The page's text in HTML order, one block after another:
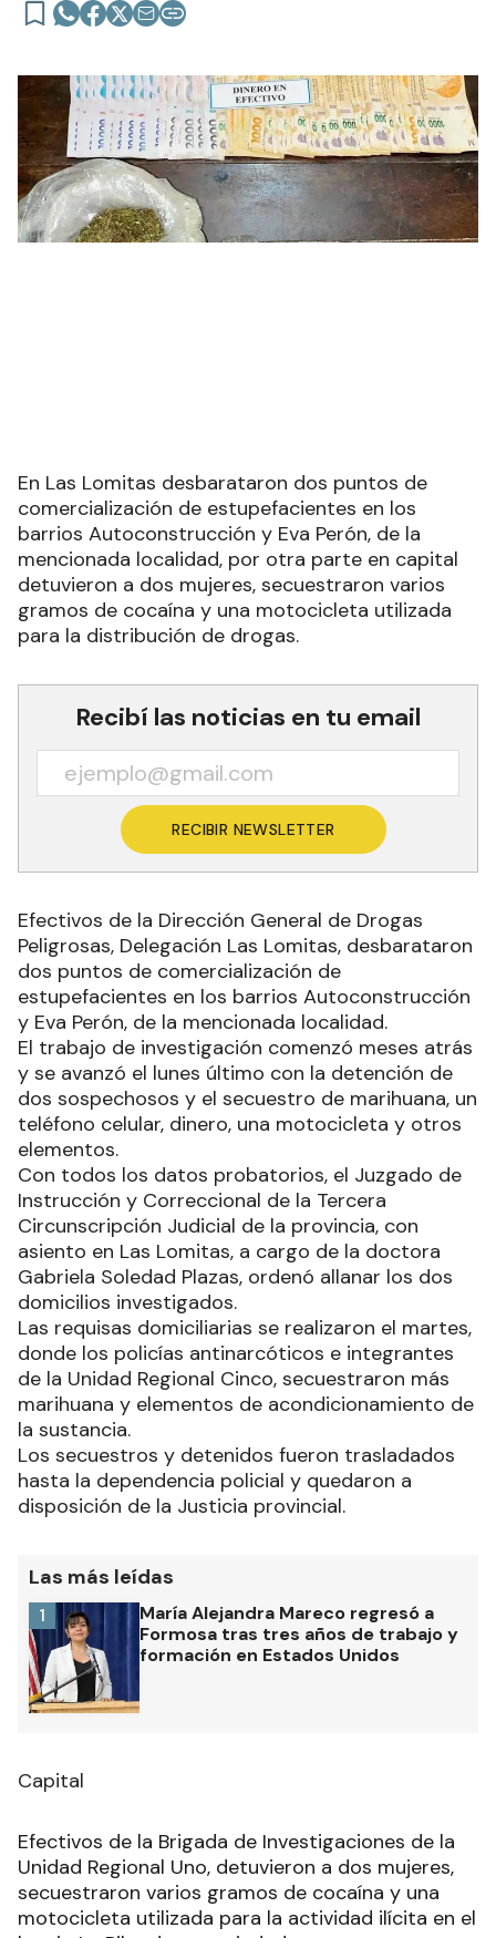
En Las Lomitas desbarataron dos puntos de
comercialización de estupefacientes en los
barrios Autoconstrucción y Eva Perón, de la
mencionada localidad, por otra parte en capital
detuvieron a dos mujeres, secuestraron varios
gramos de cocaína y una motocicleta utilizada
para la distribución de drogas.
Recibí las noticias en tu email
RECIBIR NEWSLETTER
Efectivos de la Dirección General de Drogas
Peligrosas, Delegación Las Lomitas, desbarataron
dos puntos de comercialización de
estupefacientes en los barrios Autoconstrucción
y Eva Perón, de la mencionada localidad.
El trabajo de investigación comenzó meses atrás
y se avanzó el lunes último con la detención de
dos sospechosos y el secuestro de marihuana, un
teléfono celular, dinero, una motocicleta y otros
elementos.
Con todos los datos probatorios, el Juzgado de
Instrucción y Correccional de la Tercera
Circunscripción Judicial de la provincia, con
asiento en Las Lomitas, a cargo de la doctora
Gabriela Soledad Plazas, ordenó allanar los dos
domicilios investigados.
Las requisas domiciliarias se realizaron el martes,
donde los policías antinarcóticos e integrantes
de la Unidad Regional Cinco, secuestraron más
marihuana y elementos de acondicionamiento de
la sustancia.
Los secuestros y detenidos fueron trasladados
hasta la dependencia policial y quedaron a
disposición de la Justicia provincial.
Las más leídas
María Alejandra Mareco regresó a
Formosa tras tres años de trabajo y
formación en Estados Unidos
1
Capital
Efectivos de la Brigada de Investigaciones de la
Unidad Regional Uno, detuvieron a dos mujeres,
secuestraron varios gramos de cocaína y una
motocicleta utilizada para la actividad ilícita en el